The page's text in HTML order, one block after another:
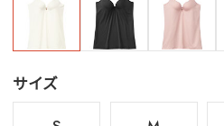
サイズ